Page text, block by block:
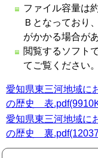
ファイル容量は
Ｂとなっており
がかかる場合が
閲覧するソフト
てご覧ください。
愛知県東三河地域に
の歴史 表
愛知県東三河地域に
の歴史 裏